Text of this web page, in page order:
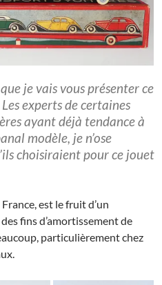
je vais vous présenter ce
experts de certaines
ayant déjà tendance à
modèle, je n’ose
choisiraient pour ce jouet
est le fruit d’un
fins d’amortissement de
particulièrement chez